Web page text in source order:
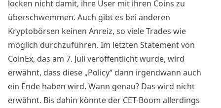
locken nicht damit, ihre User mit ihren Coins zu
überschwemmen. Auch gibt es bei anderen
Kryptobörsen keinen Anreiz, so viele Trades wie
möglich durchzuführen. Im letzten Statement von
CoinEx, das am 7. Juli veröffentlicht wurde, wird
erwähnt, dass diese „Policy“ dann irgendwann auch
ein Ende haben wird. Wann genau? Das wird nicht
erwähnt. Bis dahin könnte der CET-Boom allerdings